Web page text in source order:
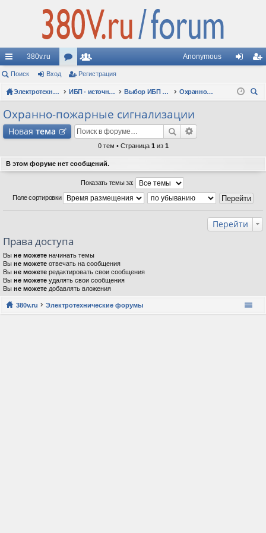
с
ы
лк
380v.ru
ор
ум
ол
ьз
ат
и
Anonymous
д ис
Поиск Вход Регистрация
Электротехнические форумы ИБП - источники бесперебойного питания Выбор ИБП по сфере применения (рекомендации, советы, опыт эксплуатации)
Охранно-пожарные сигнализации
Охранно-пожарные сигнализации
Новая тема
0 тем • Страница 1 из 1
В этом форуме нет сообщений.
Показать темы за:
Поле сортировки
Перейти
Права доступа
Вы не можете начинать темы
Вы не можете отвечать на сообщения
Вы не можете редактировать свои сообщения
Вы не можете удалять свои сообщения
Вы не можете добавлять вложения
380v.ru Электротехнические форумы